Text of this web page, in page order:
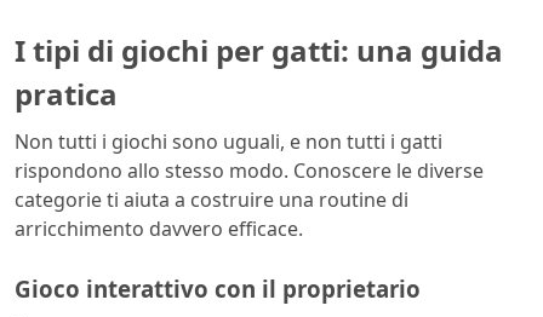
I tipi di giochi per gatti: una guida
pratica
Non tutti i giochi sono uguali, e non tutti i gatti
rispondono allo stesso modo. Conoscere le diverse
categorie ti aiuta a costruire una routine di
arricchimento davvero efficace.
Gioco interattivo con il proprietario